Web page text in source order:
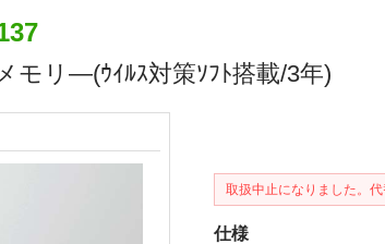
モリ―(ｳｲﾙｽ対策ｿﾌﾄ搭載/3年)
取扱中止になりました。代
仕様